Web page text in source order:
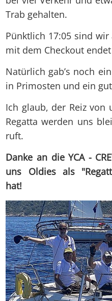
Trab gehalten.
Pünktlich 17:05 sind
mit dem Checkout
Natürlich gab’s noch
in Primosten und ein
Ich glaub, der Reiz von
Regatta werden uns
ruft.
Danke an die YCA -
uns Oldies als
hat!